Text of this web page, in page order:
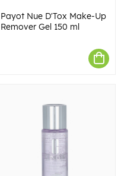
Payot Nue D'Tox Make-Up
Remover Gel 150 ml